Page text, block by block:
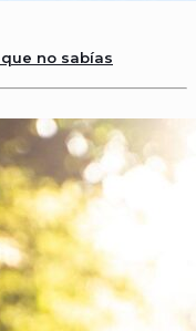
no sabías